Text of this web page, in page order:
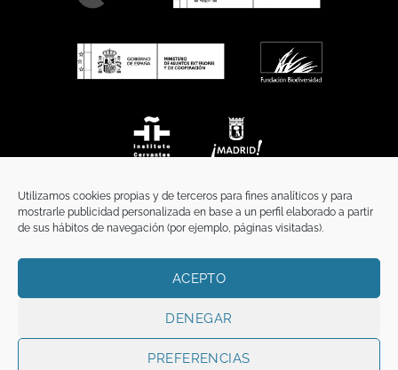
Utilizamos cookies propias y de terceros para fines analíticos y para
mostrarle publicidad personalizada en base a un perfil elaborado a partir
de sus hábitos de navegación (por ejemplo, páginas visitadas).
ACEPTO
DENEGAR
PREFERENCIAS
TÉRMINOS Y CONDICIONES
Copyright 2026 ©FunciFUNCI es titular de los derechos de propiedad
intelectual e industrial de este sitio web, y es también titular o tiene la